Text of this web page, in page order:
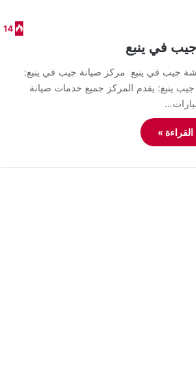
14
في ينبع
جيب في ينبع مركز صيانة جيب في ينبع:
جيب ينبع: يقدم المركز جميع خدمات صيانة
»